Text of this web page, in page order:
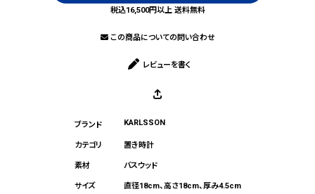
税込16,500円以上 送料無料
この商品についての問い合わせ
レビューを書く
KARLSSON
置き時計
バスウッド
直径18cm、高さ18cm、厚み4.5cm